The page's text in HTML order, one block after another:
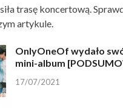
trasę koncertową.
artykule.
OnlyOneOf wydało
mini-album
17/07/2021